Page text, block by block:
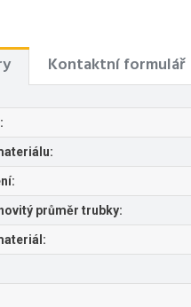
Kontaktní formulář
průměr trubky: